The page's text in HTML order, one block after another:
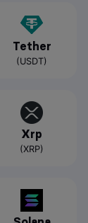
Tether
(USDT)
Xrp
(XRP)